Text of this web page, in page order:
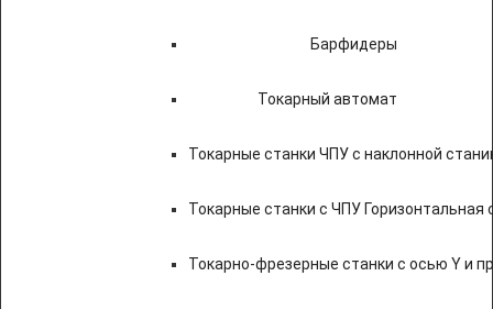
Барфидеры
Токарный автомат
Токарные станки ЧПУ c наклонной
Токарные станки с ЧПУ Горизонтальная
Токарно-фрезерные станки с осью Y и